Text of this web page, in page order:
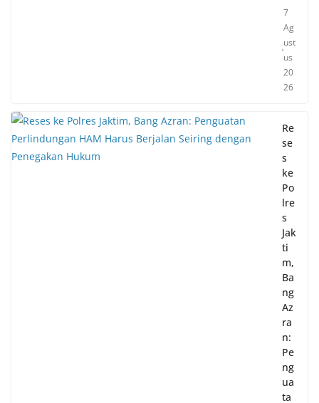
7
Ag
ust
us
20
26
Re
se
s
ke
Po
lre
s
Jak
ti
m,
Ba
ng
Az
ra
n:
Pe
ng
ua
ta